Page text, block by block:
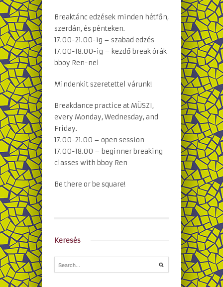
Breaktánc edzések minden hétfőn,
szerdán, és pénteken.
17.00-21.00-ig – szabad edzés
17.00-18.00-ig – kezdő break órák
bboy Ren-nel
Mindenkit szeretettel várunk!
Breakdance practice at MÜSZI,
every Monday, Wednesday, and
Friday.
17.00-21.00 – open session
17.00-18.00 – beginner breaking
classes with bboy Ren
Be there or be square!
Keresés